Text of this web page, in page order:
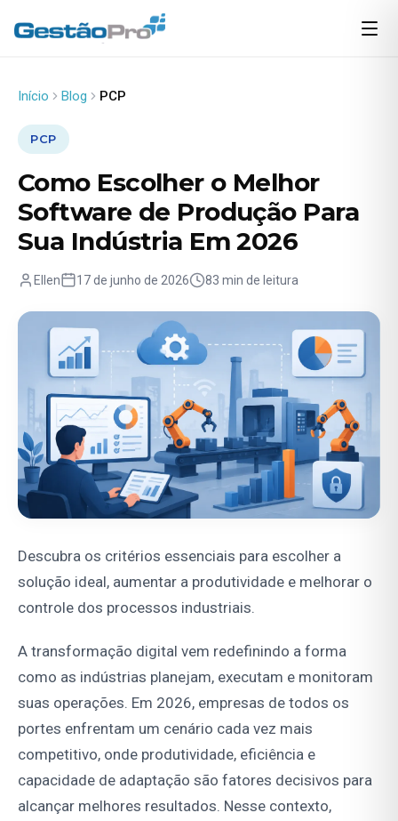
Início Blog PCP
PCP
Como Escolher o Melhor
Software de Produção Para
Sua Indústria Em 2026
Ellen 17 de junho de 2026 83 min de leitura
Descubra os critérios essenciais para escolher a
solução ideal, aumentar a produtividade e melhorar o
controle dos processos industriais.
A transformação digital vem redefinindo a forma
como as indústrias planejam, executam e monitoram
suas operações. Em 2026, empresas de todos os
portes enfrentam um cenário cada vez mais
competitivo, onde produtividade, eficiência e
capacidade de adaptação são fatores decisivos para
alcançar melhores resultados. Nesse contexto,